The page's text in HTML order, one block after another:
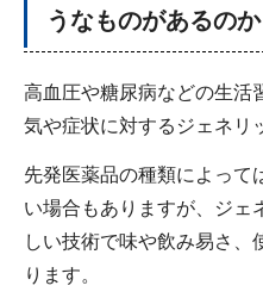
うなものがあるのか
高血圧や糖尿病などの生活
気や症状に対するジェネリ
先発医薬品の種類によって
い場合もありますが、ジェ
しい技術で味や飲み易さ、
ります。